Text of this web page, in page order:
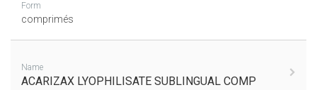
Form
comprimés
Name
ACARIZAX LYOPHILISATE SUBLINGUAL COMP